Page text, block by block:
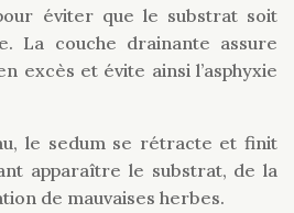
éviter que le substrat soit
La couche drainante assure
excès et évite ainsi l’asphyxie
le sedum se rétracte et finit
apparaître le substrat, de la
de mauvaises herbes.